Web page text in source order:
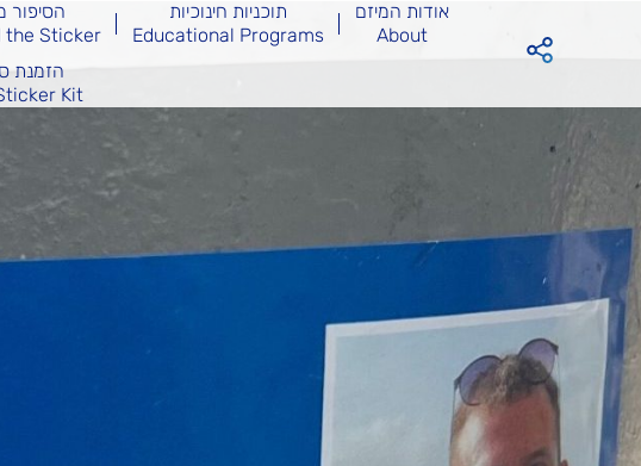
אודות המיזם
About
תוכניות חינוכיות
Educational Programs
הסיפור
the Sticker
הזמנת
Kit